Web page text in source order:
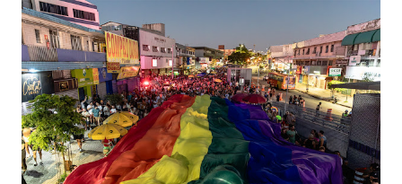
Segurança Institucional (GSI); o tenente-coronel Mauro Cid,
ex-ajudante de ordens de Bolsonaro (réu-colaborador); o ex-
presidente da República Jair Bolsonaro; o general Paulo
Sérgio Nogueira, ex-ministro da Defesa; e o general da
reserva Walter Braga Netto, ex-ministro da Casa Civil e da
Defesa. A acusação envolveu os crimes de tentativa de
abolição violenta do Estado Democrático de Direito, golpe de